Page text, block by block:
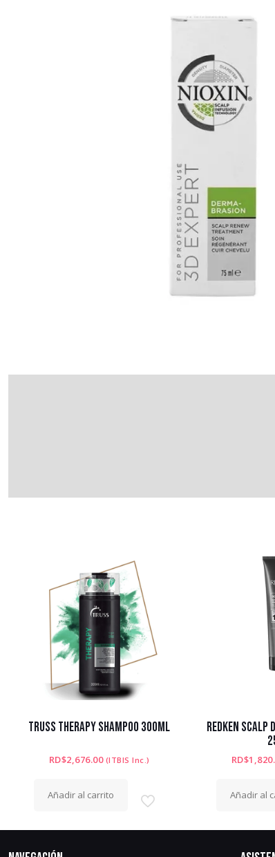
TRUSS THERAPY SHAMPOO 300ML
RD$2,676.00 (ITBIS Inc.)
Añadir al carrito
REDKEN SCALP
RD$
Añadir al